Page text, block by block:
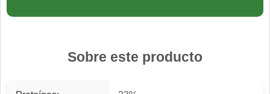
Sobre este producto